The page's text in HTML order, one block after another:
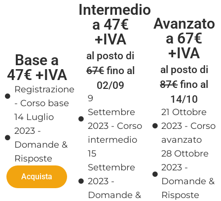
Base a
47€ +IVA
Registrazione
- Corso base
14 Luglio
2023 -
Domande &
Risposte
Acquista
Intermedio
a 47€
+IVA
al posto di
67€fino al
02/09
9
Settembre
2023 - Corso
intermedio
15
Settembre
2023 -
Domande &
Avanzato
a 67€
+IVA
al posto di
87€fino al
14/10
21 Ottobre
2023 - Corso
avanzato
28 Ottobre
2023 -
Domande &
Risposte